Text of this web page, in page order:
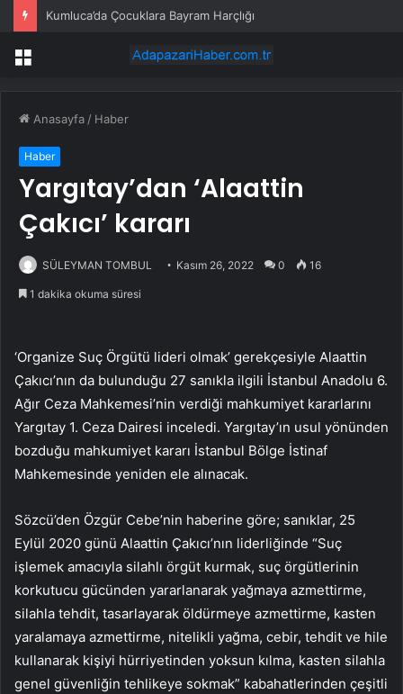
Kumluca’da Çocuklara Bayram Harçlığı
Menü
Anasayfa / Haber
Haber
Yargıtay’dan ‘Alaattin
Çakıcı’ kararı
SÜLEYMAN TOMBUL Kasım 26, 2022 0 16
1 dakika okuma süresi
‘Organize Suç Örgütü lideri olmak’ gerekçesiyle Alaattin
Çakıcı’nın da bulunduğu 27 sanıkla ilgili İstanbul Anadolu 6.
Ağır Ceza Mahkemesi’nin verdiği mahkumiyet kararlarını
Yargıtay 1. Ceza Dairesi inceledi. Yargıtay’ın usul yönünden
bozduğu mahkumiyet kararı İstanbul Bölge İstinaf
Mahkemesinde yeniden ele alınacak.
Sözcü’den Özgür Cebe’nin haberine göre; sanıklar, 25
Eylül 2020 günü Alaattin Çakıcı’nın liderliğinde “Suç
işlemek amacıyla silahlı örgüt kurmak, suç örgütlerinin
korkutucu gücünden yararlanarak yağmaya azmettirme,
silahla tehdit, tasarlayarak öldürmeye azmettirme, kasten
yaralamaya azmettirme, nitelikli yağma, cebir, tehdit ve hile
kullanarak kişiyi hürriyetinden yoksun kılma, kasten silahla
genel güvenliğin tehlikeye sokmak” kabahatlerinden çeşitli